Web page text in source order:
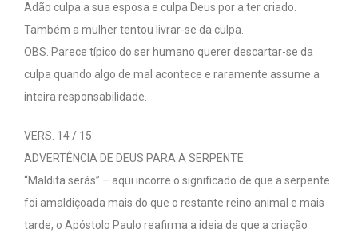
Adão culpa a sua esposa e culpa Deus por a ter criado.
Também a mulher tentou livrar-se da culpa.
OBS. Parece típico do ser humano querer descartar-se da
culpa quando algo de mal acontece e raramente assume a
inteira responsabilidade.
VERS. 14 / 15
ADVERTÊNCIA DE DEUS PARA A SERPENTE
“Maldita serás” – aqui incorre o significado de que a serpente
foi amaldiçoada mais do que o restante reino animal e mais
tarde, o Apóstolo Paulo reafirma a ideia de que a criação